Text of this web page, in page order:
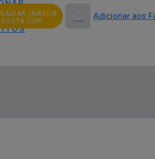
BAIXAR IMAGEM
DESTA COR
Adicionar aos